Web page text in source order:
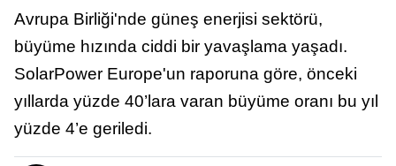
Avrupa Birliği'nde güneş enerjisi sektörü,
büyüme hızında ciddi bir yavaşlama yaşadı.
SolarPower Europe'un raporuna göre, önceki
yıllarda yüzde 40’lara varan büyüme oranı bu yıl
yüzde 4’e geriledi.